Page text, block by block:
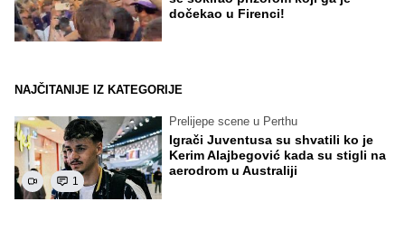
dočekao u Firenci!
NAJČITANIJE IZ KATEGORIJE
1
Prelijepe scene u Perthu
Igrači Juventusa su shvatili ko je
Kerim Alajbegović kada su stigli na
aerodrom u Australiji